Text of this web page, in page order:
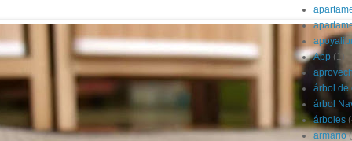
App (1)
árbol de
árbol
árboles
armario